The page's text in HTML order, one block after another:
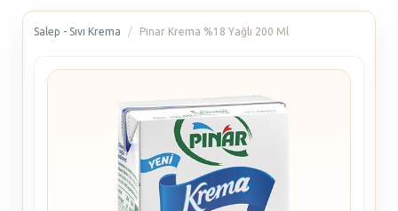
Salep - Sıvı Krema Pınar Krema %18 Yağlı 200 Ml